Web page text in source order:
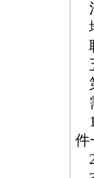
1
件
2